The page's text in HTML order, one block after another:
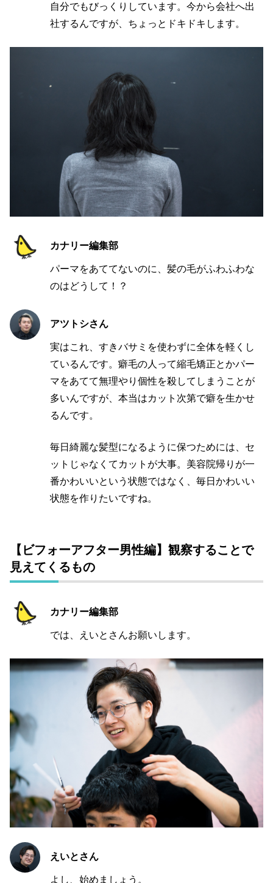
自分でもびっくりしています。今から会社へ出
社するんですが、ちょっとドキドキします。
カナリー編集部
パーマをあててないのに、髪の毛がふわふわな
のはどうして！？
アツトシさん
実はこれ、すきバサミを使わずに全体を軽くし
ているんです。癖毛の人って縮毛矯正とかパー
マをあてて無理やり個性を殺してしまうことが
多いんですが、本当はカット次第で癖を生かせ
るんです。
毎日綺麗な髪型になるように保つためには、セ
ットじゃなくてカットが大事。美容院帰りが一
番かわいいという状態ではなく、毎日かわいい
状態を作りたいですね。
【ビフォーアフター男性編】観察することで
見えてくるもの
カナリー編集部
では、えいとさんお願いします。
えいとさん
よし、始めましょう。